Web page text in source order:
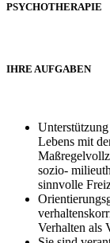
PSYCHOTHERAPIE
IHRE AUFGABEN
Lebens mit
sozio-
sinnvolle
Verhalten als